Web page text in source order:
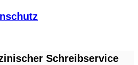
Schreibservice